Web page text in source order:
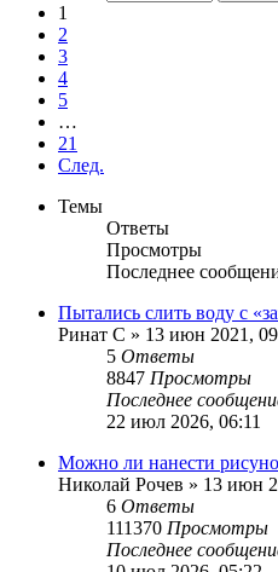
1
2
3
4
5
…
21
След.
Темы
Ответы
Просмотры
Последнее
Пытались слить воду с
Ринат С » 13 июн 2021,
5 Ответы
8847 Просмотры
Последнее
22 июл 2026, 06:11
Можно ли нанести
Николай Рочев » 13 июн
6 Ответы
111370 Просмотры
Последнее